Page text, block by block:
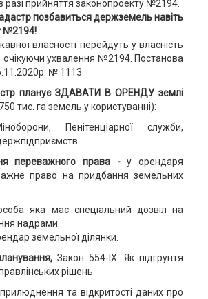
разі прийняття законопроекту №2194.
позбавиться держземель навіть
№2194!
власності перейдуть у власність
очікуючи ухвалення №2194. Постанова
№ 1113.
планує ЗДАВАТИ В ОРЕНДУ землі
тис. га земель у користуванні):
Пенітенціарної служби,
переважного права -у орендаря
право на придбання земельних
яка має спеціальний дозвіл на
надрами.
земельної ділянки.
Закон 554-IX. Як підгрунтя
рішень.
та відкритості даних про